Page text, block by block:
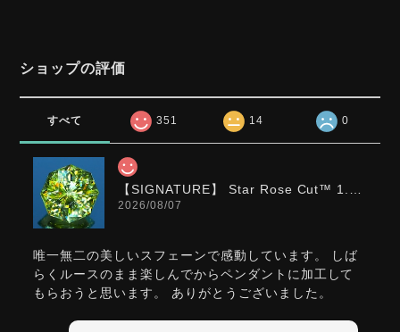
ショップの評価
すべて 351 14 0
2026/08/07
唯一無二の美しいスフェーンで感動しています。 しば
らくルースのまま楽しんでからペンダントに加工して
もらおうと思います。 ありがとうございました。